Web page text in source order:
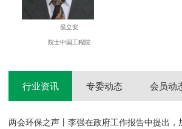
侯立安
院士中国工程院
行业资讯 专委动态 会员动
两会环保之声丨李强在政府工作报告中提出，